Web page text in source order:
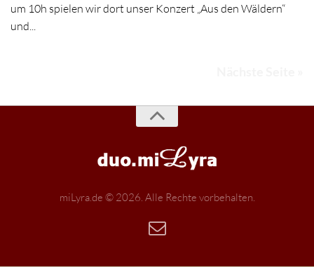
um 10h spielen wir dort unser Konzert „Aus den Wäldern“
und...
miLyra.de © 2026. Alle Rechte vorbehalten.